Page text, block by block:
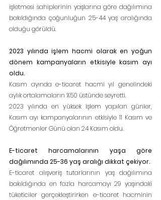
işletmesi sahiplerinin yaşlarına göre dağılımına
bakıldığında çoğunluğun 25-44 yaş aralığında
olduğu görüldü.
2023 yılında işlem hacmi olarak en yoğun
dönem kampanyaların etkisiyle kasım ayı
oldu.
Kasım ayında e-ticaret hacmi yıl genelindeki
aylık ortalamaların %50 üstünde seyretti.
2023 yılında en yüksek işlem yapılan günler,
Kasım ayı kampanyalarının etkisiyle 11 Kasım ve
Öğretmenler Günü olan 24 Kasım oldu.
E-ticaret harcamalarının yaşa göre
dağılımında 25-36 yaş aralığı dikkat çekiyor.
E-ticaret alışveriş tutarlarının yaş dağılımına
bakıldığında en fazla harcamayı 29 yaşındaki
tüketiciler gerçekleştirirken e-ticaret hacminin